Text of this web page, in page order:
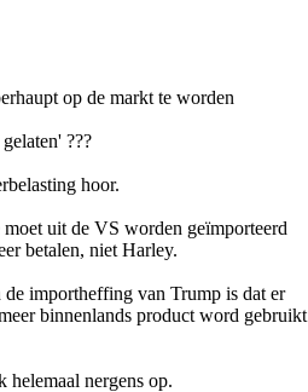
op de markt te worden
???
hoor.
uit de VS worden geïmporteerd
betalen, niet Harley.
importheffing van Trump is dat er
binnenlands product word gebruikt
helemaal nergens op.